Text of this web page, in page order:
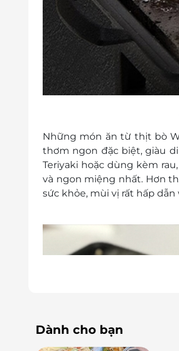
Những món ăn từ thịt bò
thơm ngon đặc biệt, giàu
Teriyaki hoặc dùng kèm
và ngon miệng nhất. Hơn
sức khỏe, mùi vị rất hấp
Dành cho bạn